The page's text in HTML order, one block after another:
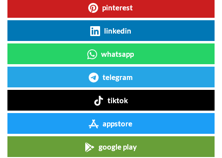
pinterest
linkedin
whatsapp
telegram
tiktok
appstore
google play